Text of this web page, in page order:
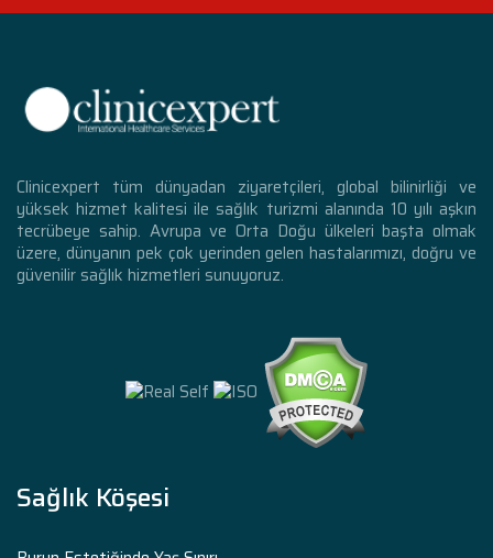
Clinicexpert tüm dünyadan ziyaretçileri, global bilinirliği ve
yüksek hizmet kalitesi ile sağlık turizmi alanında 10 yılı aşkın
tecrübeye sahip. Avrupa ve Orta Doğu ülkeleri başta olmak
üzere, dünyanın pek çok yerinden gelen hastalarımızı, doğru ve
güvenilir sağlık hizmetleri sunuyoruz.
Sağlık Köşesi